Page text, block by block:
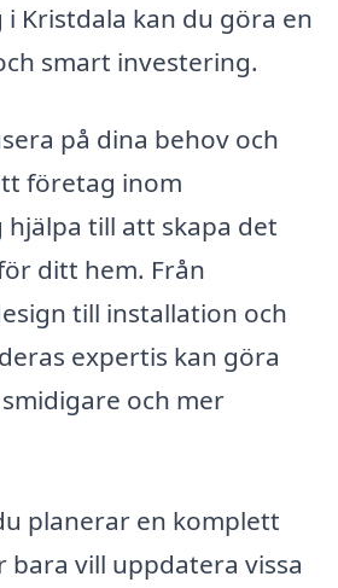
Kristdala kan du göra en
smart investering.
på dina behov och
företag inom
till att skapa det
ditt hem. Från
till installation och
expertis kan göra
och mer
planerar en komplett
bara vill uppdatera vissa